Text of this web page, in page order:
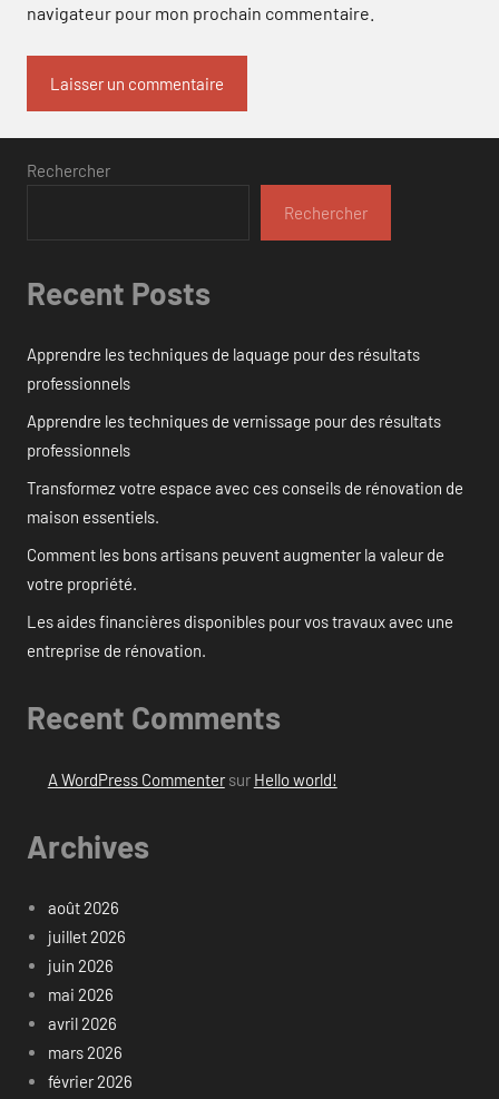
navigateur pour mon prochain commentaire.
Rechercher
Rechercher
Recent Posts
Apprendre les techniques de laquage pour des résultats
professionnels
Apprendre les techniques de vernissage pour des résultats
professionnels
Transformez votre espace avec ces conseils de rénovation de
maison essentiels.
Comment les bons artisans peuvent augmenter la valeur de
votre propriété.
Les aides financières disponibles pour vos travaux avec une
entreprise de rénovation.
Recent Comments
A WordPress Commentersur Hello world!
Archives
août 2026
juillet 2026
juin 2026
mai 2026
avril 2026
mars 2026
février 2026